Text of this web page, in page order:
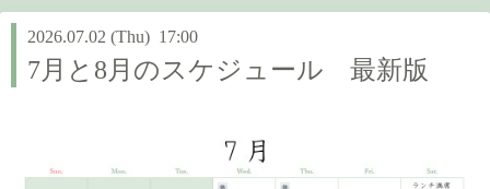
2026.07.02 (Thu) 17:00
7月と8月のスケジュール 最新版